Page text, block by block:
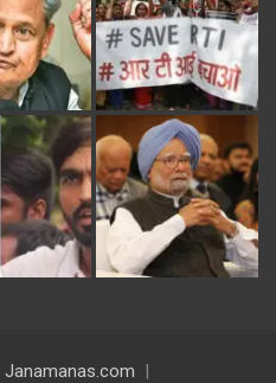
Janamanas.com